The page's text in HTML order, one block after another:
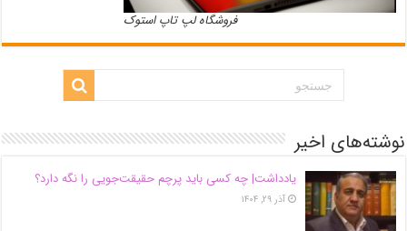
فروشگاه لپ تاپ استوک
نوشته‌های اخیر
یادداشت| ‌چه کسی باید پرچم حقیقت‌جویی را نگه دارد؟
آذر ۲۹, ۱۴۰۴